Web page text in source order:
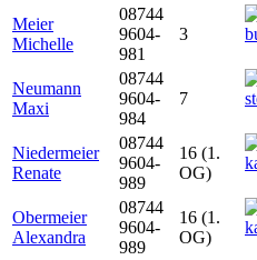
Meier
Michelle
08744
9604-
981
3
Neumann
Maxi
08744
9604-
984
7
Niedermeier
Renate
08744
9604-
989
16 (1.
OG)
Obermeier
Alexandra
08744
9604-
989
16 (1.
OG)